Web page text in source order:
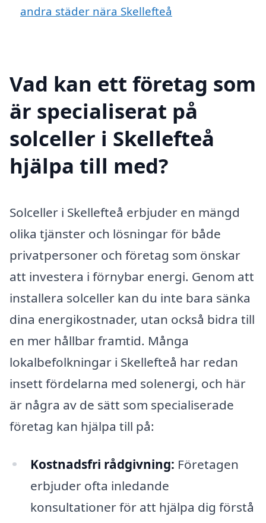
andra städer nära Skellefteå
Vad kan ett företag som
är specialiserat på
solceller i Skellefteå
hjälpa till med?
Solceller i Skellefteå erbjuder en mängd
olika tjänster och lösningar för både
privatpersoner och företag som önskar
att investera i förnybar energi. Genom att
installera solceller kan du inte bara sänka
dina energikostnader, utan också bidra till
en mer hållbar framtid. Många
lokalbefolkningar i Skellefteå har redan
insett fördelarna med solenergi, och här
är några av de sätt som specialiserade
företag kan hjälpa till på:
Kostnadsfri rådgivning: Företagen
erbjuder ofta inledande
konsultationer för att hjälpa dig förstå